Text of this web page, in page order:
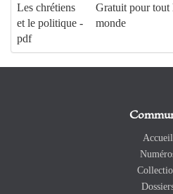
Les chrétiens
et le politique -
pdf
Gratuit pour tout
monde
Accueil